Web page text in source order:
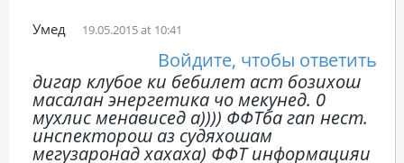
Умед 19.05.2015 at 10:41
Войдите, чтобы ответить
дигар клубое ки бебилет аст бозихош
масалан энергетика чо мекунед. 0
мухлис менависед а)))) ФФТба гап нест.
инспекторош аз судяхошам
мегузаронад хахаха) ФФТ информацияи